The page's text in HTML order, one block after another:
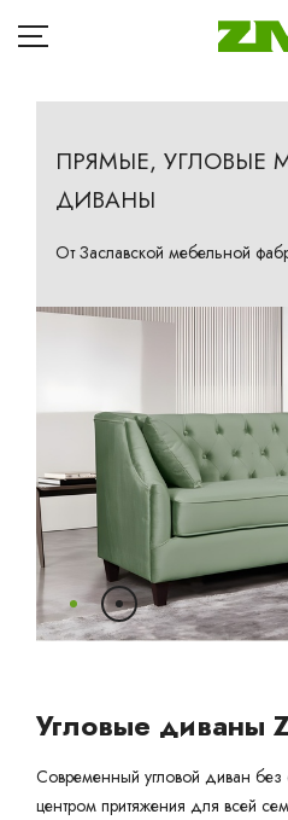
ГЛАВНАЯ
КАТАЛОГ
БЛОГ
ДОСТАВКА
РАССРОЧКА
ГДЕ КУПИТЬ
Ваш город: Гомель
Сморгонь
ПРЯМЫЕ, УГЛОВЫЕ
ДИВАНЫ
От Заславской мебельной
Угловые диваны
Современный угловой диван
центром притяжения для всей